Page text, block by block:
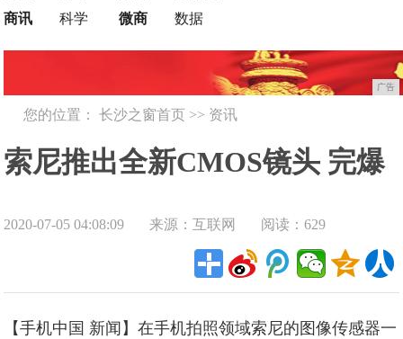
商讯
科学
微商
数据
广告
您的位置：长沙之窗首页 >> 资讯
索尼推出全新CMOS镜头 完爆
其他产品
2020-07-05 04:08:09 来源：互联网 阅读：629
【手机中国 新闻】在手机拍照领域索尼的图像传感器一